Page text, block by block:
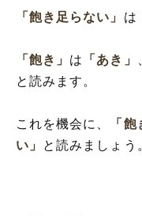
「飽き足らない」 は
「飽き」 は 「あき」
と読みます。
これを機会に、 「
い」
と読みましょう